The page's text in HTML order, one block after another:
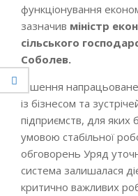
функціонування
зазначив міністр
сільського
Соболев.
Рішення
із бізнесом та
підприємств, для
умовою стабільної
обговорень Уряд
система залишалася
критично важливих